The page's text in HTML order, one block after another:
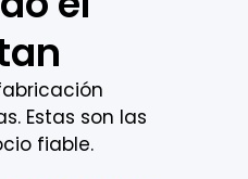
Estas son las
fiable.